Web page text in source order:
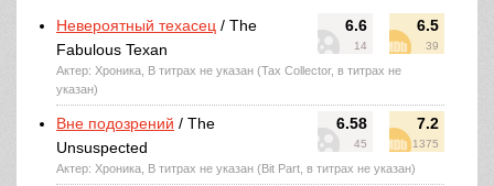
6.6
14
6.5
39
Невероятный техасец / The
Fabulous Texan
Актер: Хроника, В титрах не указан (Tax Collector, в титрах не
указан)
6.58
45
7.2
1375
Вне подозрений / The
Unsuspected
Актер: Хроника, В титрах не указан (Bit Part, в титрах не указан)